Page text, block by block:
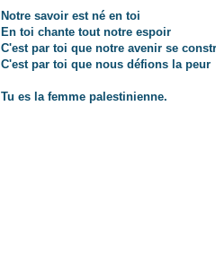
Notre savoir est né en toi
En toi chante tout notre espoir
C'est par toi que notre avenir se
C'est par toi que nous défions la peur
Tu es la femme palestinienne.